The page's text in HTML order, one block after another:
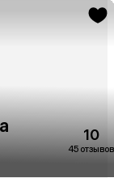
10
45 отзывов